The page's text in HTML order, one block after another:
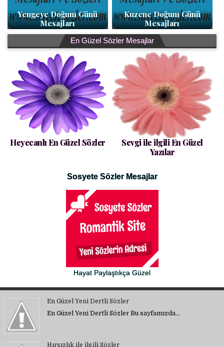
Yengeye Doğum Günü
Mesajları
Kuzene Doğum Günü
Mesajları
En Güzel Sözler Mesajlar
Heyecanlı En Güzel Sözler
Sevgi ile ilgili En Güzel
Yazılar
Sosyete Sözler Mesajlar
Hayat Paylaştıkça Güzel
En Güzel Yeni Dertli Sözler
En Güzel Yeni Dertli Sözler Bu sayfamızda…
Hırsızlık ile ilgili Sözler